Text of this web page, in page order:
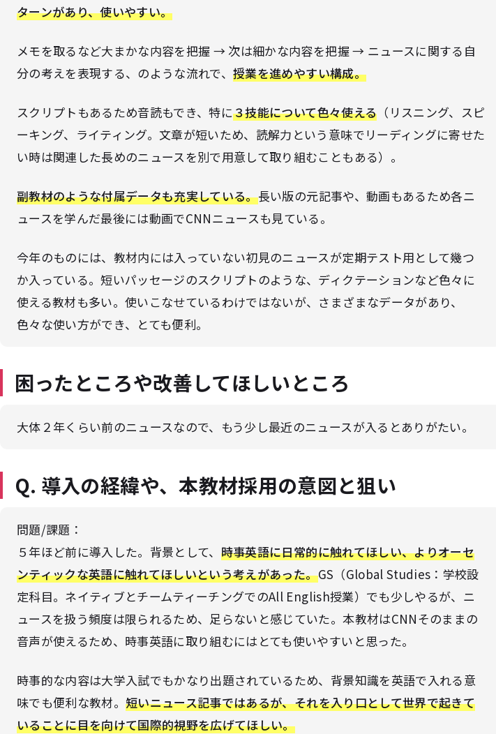
ターンがあり、使いやすい。
メモを取るなど大まかな内容を把握 → 次は細かな内容を把握 → ニュースに関する自
分の考えを表現する、のような流れで、授業を進めやすい構成。
スクリプトもあるため音読もでき、特に３技能について色々使える （リスニング、スピ
ーキング、ライティング。文章が短いため、読解力という意味でリーディングに寄せた
い時は関連した長めのニュースを別で用意して取り組むこともある）。
副教材のような付属データも充実している。長い版の元記事や、動画もあるため各ニ
ュースを学んだ最後には動画でCNNニュースも見ている。
今年のものには、教材内には入っていない初見のニュースが定期テスト用として幾つ
か入っている。短いパッセージのスクリプトのような、ディクテーションなど色々に
使える教材も多い。使いこなせているわけではないが、さまざまなデータがあり、
色々な使い方ができ、とても便利。
困ったところや改善してほしいところ
大体２年くらい前のニュースなので、もう少し最近のニュースが入るとありがたい。
Q. 導入の経緯や、本教材採用の意図と狙い
問題/課題：
５年ほど前に導入した。背景として、 時事英語に日常的に触れてほしい、よりオーセ
ンティックな英語に触れてほしいという考えがあった。GS（Global Studies：学校設
定科目。ネイティブとチームティーチングでのAll English授業）でも少しやるが、ニ
ュースを扱う頻度は限られるため、足らないと感じていた。本教材はCNNそのままの
音声が使えるため、時事英語に取り組むにはとても使いやすいと思った。
時事的な内容は大学入試でもかなり出題されているため、背景知識を英語で入れる意
味でも便利な教材。短いニュース記事ではあるが、それを入り口として世界で起きて
いることに目を向けて国際的視野を広げてほしい。